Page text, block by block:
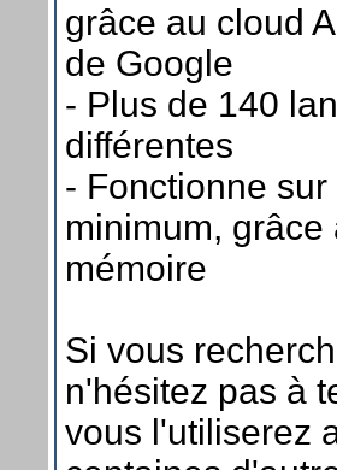
grâce au cloud
de Google
- Plus de 140
différentes
- Fonctionne
minimum,
mémoire
Si vous
n'hésitez pas à
vous l'utiliserez